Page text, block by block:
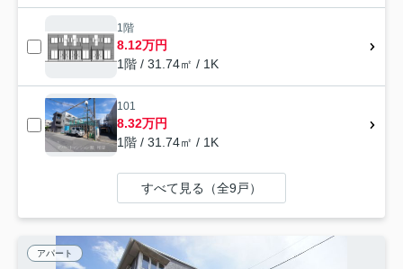
1階
8.12万円
1階 / 31.74㎡ / 1K
101
8.32万円
1階 / 31.74㎡ / 1K
すべて見る（全9戸）
アパート